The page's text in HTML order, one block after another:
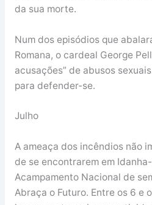
da sua morte.
Num dos episódios que
Romana, o cardeal George
acusações” de abusos
para defender-se.
Julho
A ameaça dos incêndios não
de se encontrarem em
Acampamento Nacional de
Abraça o Futuro. Entre os 6 e